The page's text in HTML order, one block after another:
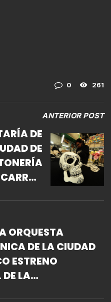
0 261
ANTERIOR POST
DE
DE
ORQUESTA
DE LA CIUDAD
ESTRENO
LA